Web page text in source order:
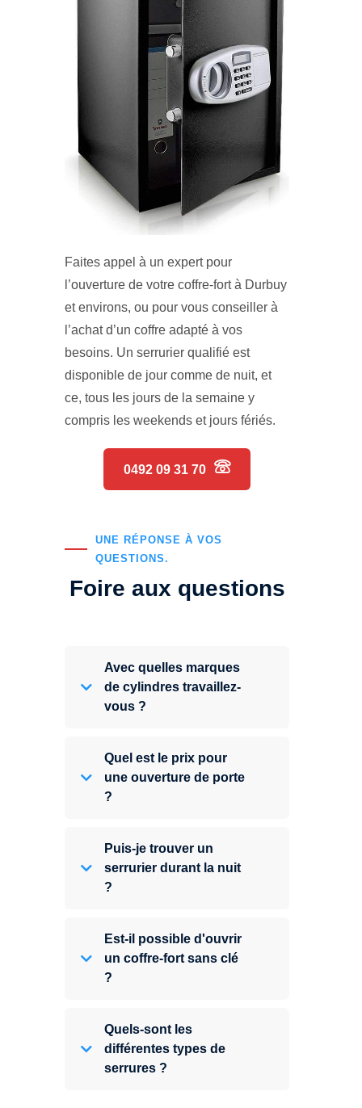
Faites appel à un expert pour
l’ouverture de votre coffre-fort à Durbuy
et environs, ou pour vous conseiller à
l’achat d’un coffre adapté à vos
besoins. Un serrurier qualifié est
disponible de jour comme de nuit, et
ce, tous les jours de la semaine y
compris les weekends et jours fériés.
0492 09 31 70
UNE RÉPONSE À VOS
QUESTIONS.
Foire aux questions
Avec quelles marques
de cylindres travaillez-
vous ?
Quel est le prix pour
une ouverture de porte
?
Puis-je trouver un
serrurier durant la nuit
?
Est-il possible d'ouvrir
un coffre-fort sans clé
?
Quels-sont les
différentes types de
serrures ?